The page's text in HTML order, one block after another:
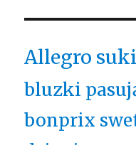
Allegro
bluzki
bonprix